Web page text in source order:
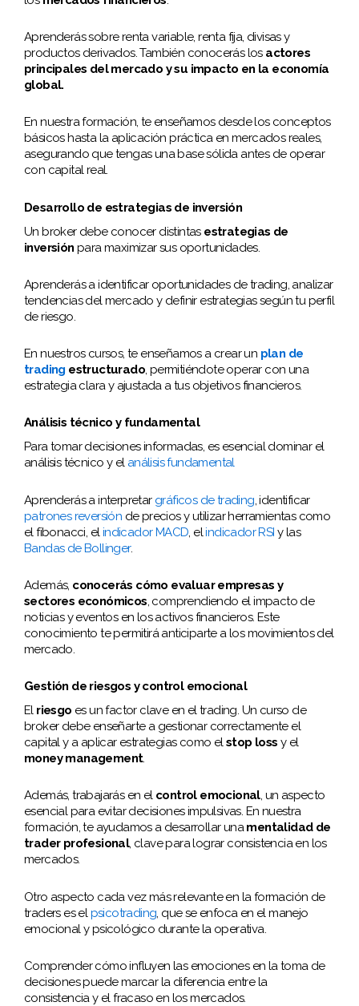
Aprenderás sobre renta variable, renta fija, divisas y
productos derivados. También conocerás losactores
principales del mercado y su impacto en la economía
global.
En nuestra formación, te enseñamos desde los conceptos
básicos hasta la aplicación práctica en mercados reales,
asegurando que tengas una base sólida antes de operar
con capital real.
Desarrollo de estrategias de inversión
Un broker debe conocer distintas estrategias de
inversión para maximizar sus oportunidades.
Aprenderás a identificar oportunidades de trading, analizar
tendencias del mercado y definir estrategias según tu perfil
de riesgo.
En nuestros cursos, te enseñamos a crear un plan de
trading estructurado, permitiéndote operar con una
estrategia clara y ajustada a tus objetivos financieros.
Análisis técnico y fundamental
Para tomar decisiones informadas, es esencial dominar el
análisis técnico y el análisis fundamental
Aprenderás a interpretar gráficos de trading , identificar
patrones reversión de precios y utilizar herramientas como
el fibonacci, el indicador MACD , elindicador RSI y las
Bandas de Bollinger.
Además, conocerás cómo evaluar empresas y
sectores económicos, comprendiendo el impacto de
noticias y eventos en los activos financieros. Este
conocimiento te permitirá anticiparte a los movimientos del
mercado.
Gestión de riesgos y control emocional
El riesgo es un factor clave en el trading. Un curso de
broker debe enseñarte a gestionar correctamente el
capital y a aplicar estrategias como elstop loss y el
money management.
Además, trabajarás en el control emocional, un aspecto
esencial para evitar decisiones impulsivas. En nuestra
formación, te ayudamos a desarrollar unamentalidad de
trader profesional, clave para lograr consistencia en los
mercados.
Otro aspecto cada vez más relevante en la formación de
traders es el psicotrading , que se enfoca en el manejo
emocional y psicológico durante la operativa.
Comprender cómo influyen las emociones en la toma de
decisiones puede marcar la diferencia entre la
consistencia y el fracaso en los mercados.